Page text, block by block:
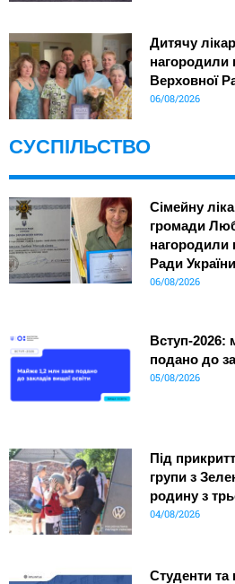
Дитячу
Верховної
06/08/2026
СУСПІЛЬСТВО
Сімейну
громади
нагородили
Ради України
06/08/2026
Вступ-2026:
подано до
05/08/2026
Під
групи з
родину з
04/08/2026
Студенти та